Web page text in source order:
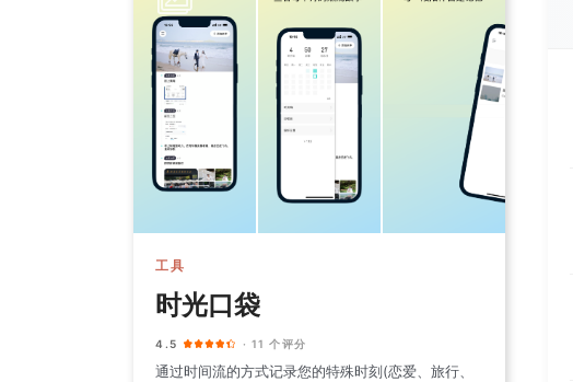
工具
时光口袋
4.5 · 11 个评分
通过时间流的方式记录您的特殊时刻(恋爱、旅行、